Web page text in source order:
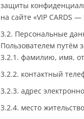
защиты
на сайте «VIP CARDS
3.2. Персональные
Пользователем путём
3.2.1. фамилию, имя,
3.2.2. контактный
3.2.3. адрес
3.2.4. место